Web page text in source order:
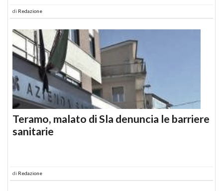
di Redazione
Teramo, malato di Sla denuncia le barriere
sanitarie
di Redazione